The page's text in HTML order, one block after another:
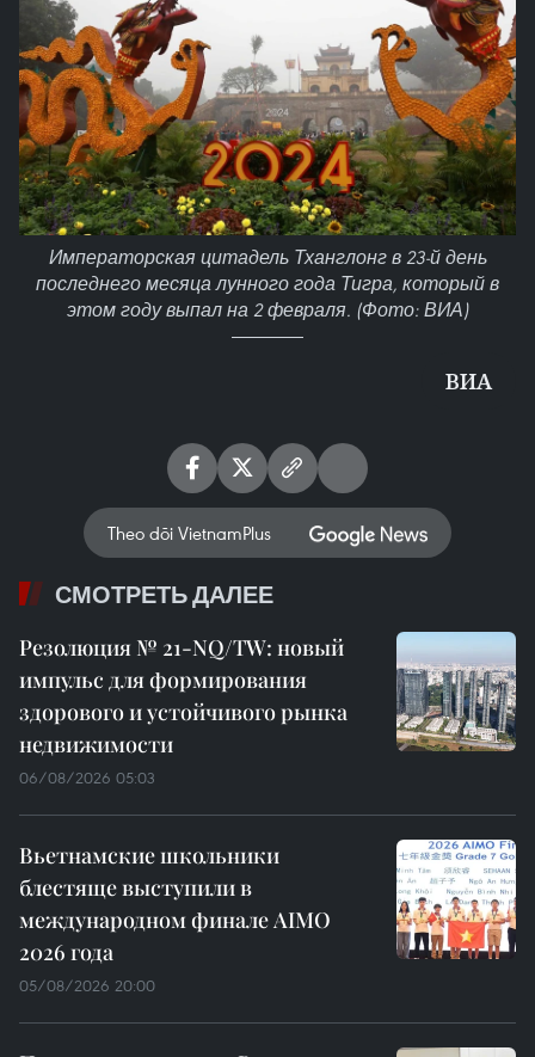
Императорская цитадель Тханглонг в 23-й день
последнего месяца лунного года Тигра, который в
этом году выпал на 2 февраля. (Фото: ВИА)
ВИА
Theo dõi VietnamPlus
СМОТРЕТЬ ДАЛЕЕ
Резолюция № 21-NQ/TW: новый
импульс для формирования
здорового и устойчивого рынка
недвижимости
06/08/2026 05:03
Вьетнамские школьники
блестяще выступили в
международном финале AIMO
2026 года
05/08/2026 20:00